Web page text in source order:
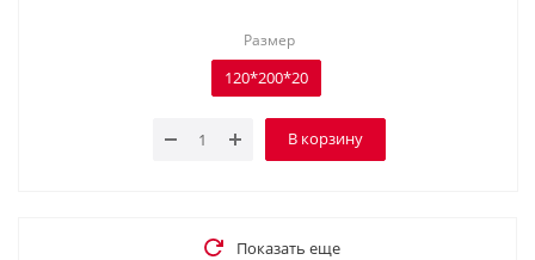
Размер
120*200*20
В корзину
Показать еще